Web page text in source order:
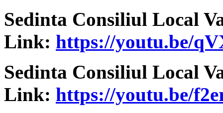
Sedinta Consiliul Local
Link: https://youtu.be/
Sedinta Consiliul Local
Link: https://youtu.be/